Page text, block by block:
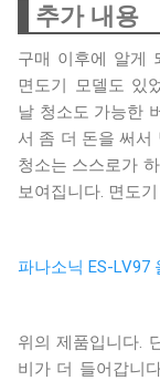
추가 내용
구매 이후에 알게
면도기 모델도 있
날 청소도 가능한
서 좀 더 돈을 써서
청소는 스스로가
보여집니다. 면도
파나소닉 ES-LV97
위의 제품입니다.
비가 더 들어갑니